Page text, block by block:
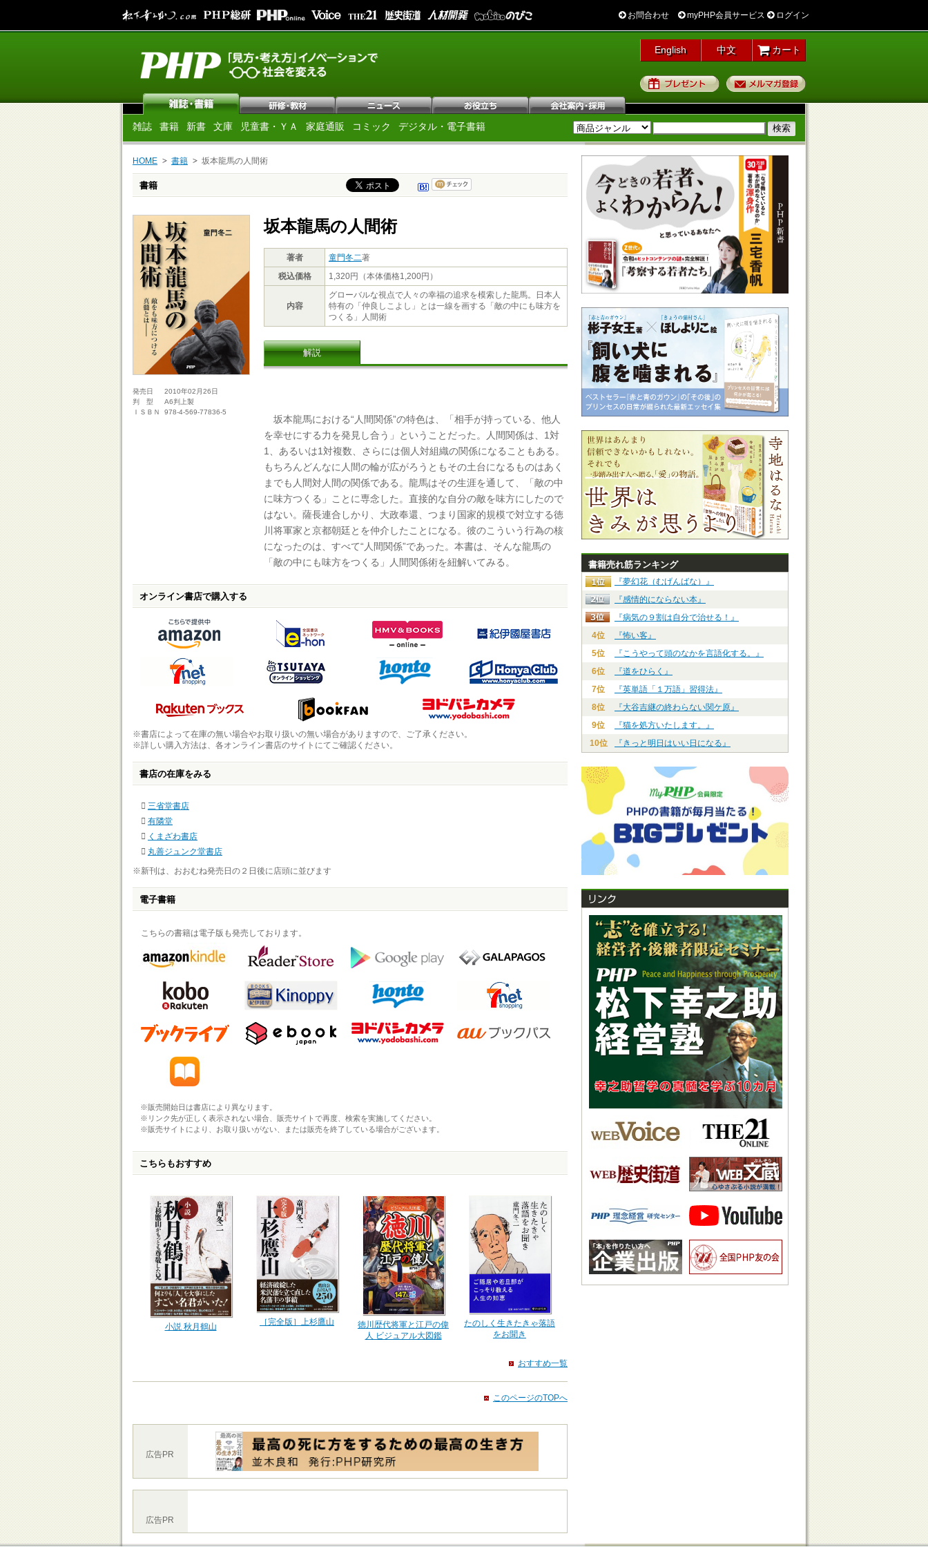
お問合わせ myPHP会員サービス ログイン
English 中文 カート
プレゼント
雑誌 書籍 新書 文庫 児童書・ＹＡ 家庭通販 コミック デジタル・電子書籍
HOME 書籍 坂本龍馬の人間術
書籍
発売日
2010年02月26日
判 型
A6判上製
ＩＳＢＮ
978-4-569-77836-5
坂本龍馬の人間術
著者 童門冬二著
税込価格
1,320円（本体価格1,200円）
内容
グローバルな視点で人々の幸福の追求を模索した龍馬。日本人
特有の「仲良しこよし」とは一線を画する「敵の中にも味方を
つくる」人間術
解説
坂本龍馬における“人間関係”の特色は、「相手が持っている、他人
を幸せにする力を発見し合う」ということだった。人間関係は、1対
1、あるいは1対複数、さらには個人対組織の関係になることもある。
もちろんどんなに人間の輪が広がろうともその土台になるものはあく
までも人間対人間の関係である。龍馬はその生涯を通して、「敵の中
に味方つくる」ことに専念した。直接的な自分の敵を味方にしたので
はない。薩長連合しかり、大政奉還、つまり国家的規模で対立する徳
川将軍家と京都朝廷とを仲介したことになる。彼のこういう行為の核
になったのは、すべて“人間関係”であった。本書は、そんな龍馬の
「敵の中にも味方をつくる」人間関係術を紐解いてみる。
オンライン書店で購入する
※書店によって在庫の無い場合やお取り扱いの無い場合がありますので、ご了承ください。
※詳しい購入方法は、各オンライン書店のサイトにてご確認ください。
書店の在庫をみる
三省堂書店
有隣堂
くまざわ書店
丸善ジュンク堂書店
※新刊は、おおむね発売日の２日後に店頭に並びます
電子書籍
こちらの書籍は電子版も発売しております。
※販売開始日は書店により異なります。
※リンク先が正しく表示されない場合、販売サイトで再度、検索を実施してください。
※販売サイトにより、お取り扱いがない、または販売を終了している場合がございます。
こちらもおすすめ
小説 秋月鶴山 ［完全版］上杉鷹山
徳川歴代将軍と江戸の偉
人 ビジュアル大図鑑
たのしく生きたきゃ落語
をお聞き
おすすめ一覧
このページのTOPへ
広告PR
広告PR
書籍売れ筋ランキング
『夢幻花（むげんばな）』
『感情的にならない本』
『病気の９割は自分で治せる！』
4位
『怖い客』
5位
『こうやって頭のなかを言語化する。』
6位
『道をひらく』
7位
『英単語「１万語」習得法』
8位
『大谷吉継の終わらない関ケ原』
9位
『猫を処方いたします。』
10位
『きっと明日はいい日になる』